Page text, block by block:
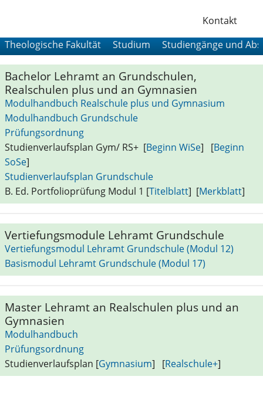
Kontakt
Theologische Fakultät
Studium Studiengänge und
Bachelor Lehramt an Grundschulen,
Realschulen plus und an Gymnasien
Modulhandbuch Realschule plus und Gymnasium
Modulhandbuch Grundschule
Prüfungsordnung
Studienverlaufsplan Gym/ RS+ [Beginn WiSe] [Beginn
SoSe]
Studienverlaufsplan Grundschule
B. Ed. Portfolioprüfung Modul 1 [Titelblatt] [Merkblatt]
Vertiefungsmodule Lehramt Grundschule
Vertiefungsmodul Lehramt Grundschule (Modul 12)
Basismodul Lehramt Grundschule (Modul 17)
Master Lehramt an Realschulen plus und an
Gymnasien
Modulhandbuch
Prüfungsordnung
Studienverlaufsplan [Gymnasium] [Realschule+]